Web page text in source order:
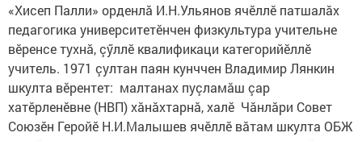
«Хисеп Палли» орденлă И.Н.Ульянов ячӗллӗ патшалăх
педагогика университетӗнчен физкультура учительне
вӗренсе тухнă, çӳллӗ квалификаци категорийӗллӗ
учитель. 1971 çултан паян кунччен Владимир Лянкин
шкулта вӗрентет: малтанах пуçламăш çар
хатӗрленӗвне (НВП) хăнăхтарнă, халӗ Чăнлăри Совет
Союзӗн Геройӗ Н.И.Малышев ячӗллӗ вăтам шкулта ОБЖ